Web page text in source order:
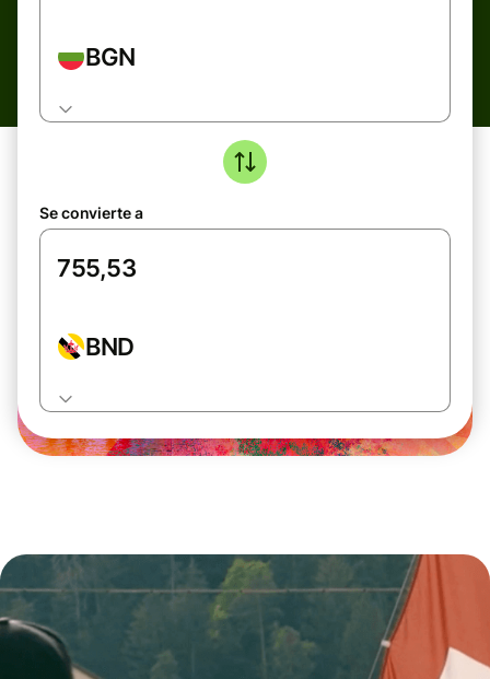
BGN
Se convierte a
BND